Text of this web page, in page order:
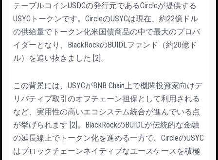
テーブルコインUSDCの発行元であるCircleが提供する
USYCトークンです。CircleのUSYCは現在、約22億ドル
の供給量でトークン化米国債商品の中で最大のプロバ
イダーとなり、BlackRockのBUIDLファンド（約20億ド
ル）を追い抜きました [2]。
この背景には、USYCがBNB Chain上で機関投資家向けデ
リバティブ取引のオフチェーン担保として利用される
など、実用性の高いエコシステム統合が進んでいる点
が挙げられます [2]。BlackRockのBUIDLが伝統的な金融
の延長線上でトークン化を進める一方で、CircleのUSYC
はブロックチェーンネイティブなユースケースを積極